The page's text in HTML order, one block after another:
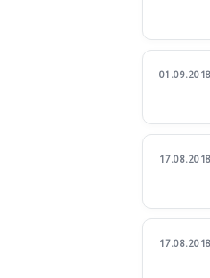
01.09.2018
17.08.2018
17.08.2018